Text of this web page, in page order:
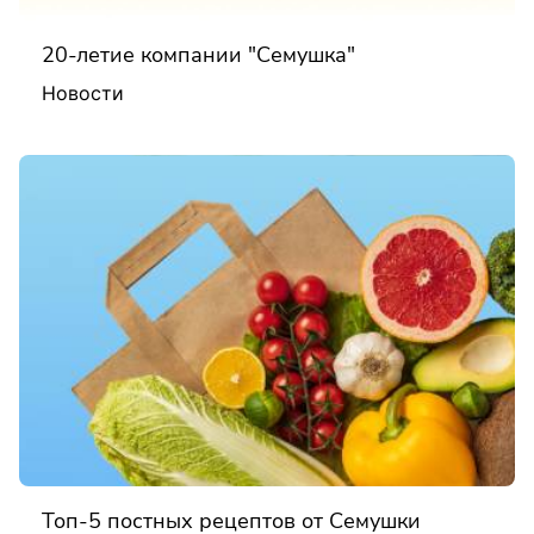
20-летие компании "Семушка"
Новости
Топ-5 постных рецептов от Семушки